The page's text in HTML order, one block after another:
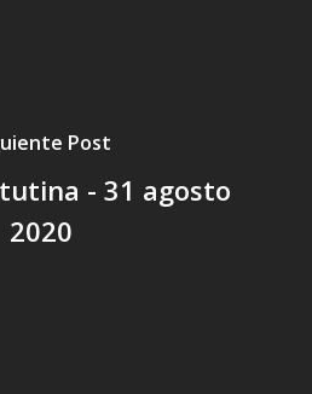
Post
- 31 agosto
2020